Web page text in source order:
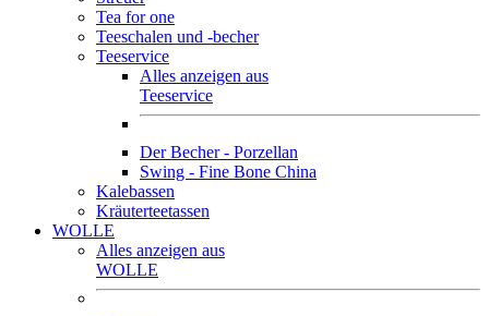
Tea for one
Teeschalen und -becher
Teeservice
Alles anzeigen aus
Teeservice
Der Becher - Porzellan
Swing - Fine Bone China
Kalebassen
Kräuterteetassen
WOLLE
Alles anzeigen aus
WOLLE